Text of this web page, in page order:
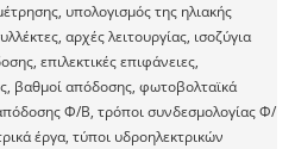
υπολογισμός της ηλιακής
αρχές λειτουργίας, ισοζύγια
επιλεκτικές επιφάνειες,
βαθμοί απόδοσης, φωτοβολταϊκά
Φ/Β, τρόποι συνδεσμολογίας Φ/
έργα, τύποι υδροηλεκτρικών